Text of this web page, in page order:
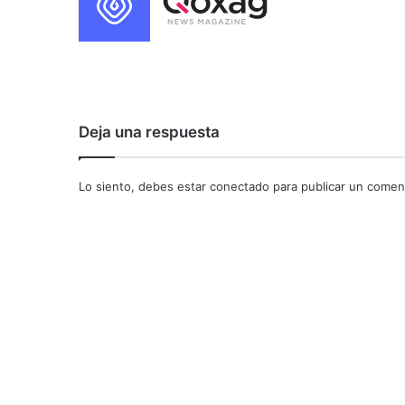
Deja una respuesta
Lo siento, debes estar conectado para publicar un